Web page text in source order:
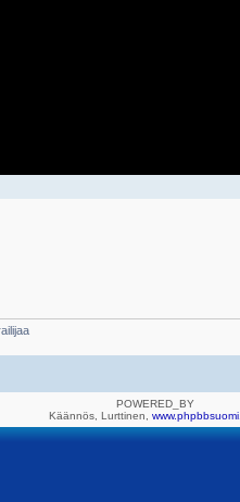
POWERED_BY
Käännös, Lurttinen,